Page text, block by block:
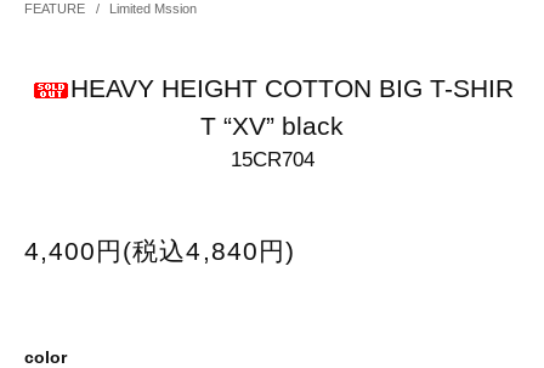
FEATURE / Limited Mssion
HEAVY HEIGHT COTTON BIG T-SHIR
T “XV” black
15CR704
4,400円(税込4,840円)
color